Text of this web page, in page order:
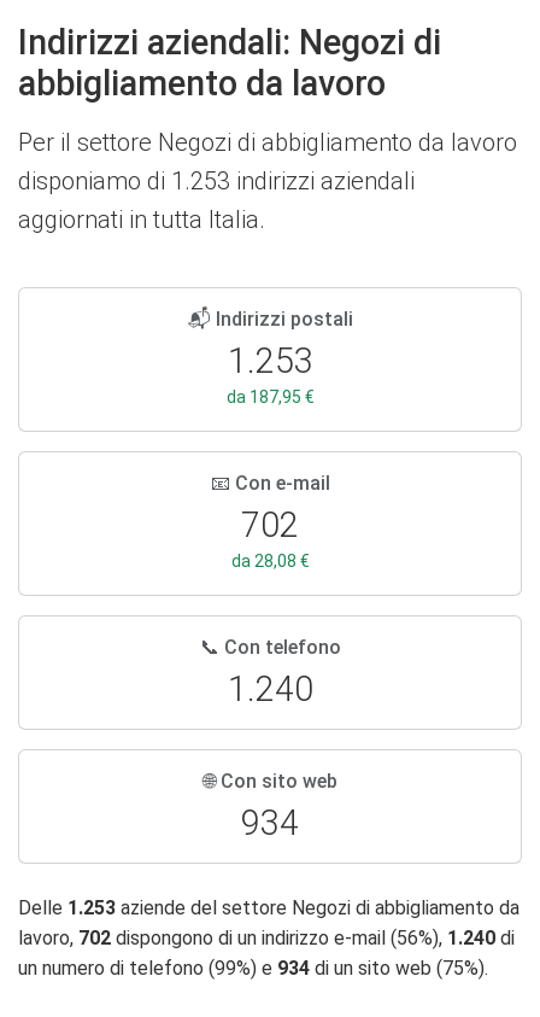
Indirizzi aziendali: Negozi di
abbigliamento da lavoro
Per il settore Negozi di abbigliamento da lavoro
disponiamo di 1.253 indirizzi aziendali
aggiornati in tutta Italia.
📬 Indirizzi postali
1.253
da 187,95 €
📧 Con e-mail
702
da 28,08 €
📞 Con telefono
1.240
🌐 Con sito web
934
Delle 1.253 aziende del settore Negozi di abbigliamento da
lavoro, 702 dispongono di un indirizzo e-mail (56%), 1.240 di
un numero di telefono (99%) e 934 di un sito web (75%).